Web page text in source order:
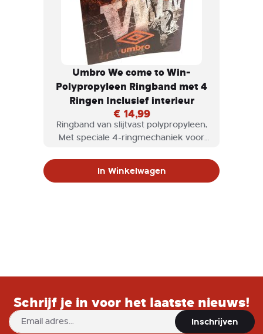
Umbro We come to Win-
Polypropyleen Ringband met 4
Ringen Inclusief interieur
€ 14,99
Ringband van slijtvast polypropyleen,
Met speciale 4-ringmechaniek voor
In Winkelwagen
Schrijf je in voor het laatste nieuws!
Abonneer
u
Inschrijven